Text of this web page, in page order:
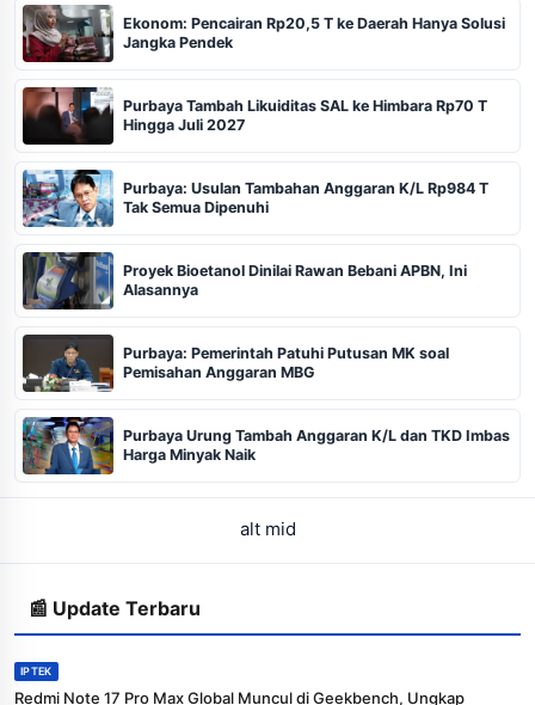
Ekonom: Pencairan Rp20,5 T ke Daerah Hanya Solusi
Jangka Pendek
Purbaya Tambah Likuiditas SAL ke Himbara Rp70 T
Hingga Juli 2027
Purbaya: Usulan Tambahan Anggaran K/L Rp984 T
Tak Semua Dipenuhi
Proyek Bioetanol Dinilai Rawan Bebani APBN, Ini
Alasannya
Purbaya: Pemerintah Patuhi Putusan MK soal
Pemisahan Anggaran MBG
Purbaya Urung Tambah Anggaran K/L dan TKD Imbas
Harga Minyak Naik
alt mid
📰 Update Terbaru
IPTEK
Redmi Note 17 Pro Max Global Muncul di Geekbench, Ungkap